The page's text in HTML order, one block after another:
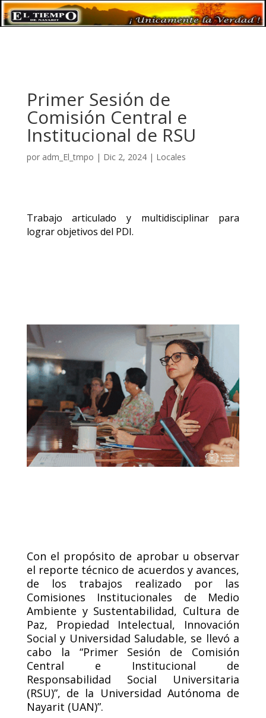
Primer Sesión de
Comisión Central e
Institucional de RSU
por adm_El_tmpo | Dic 2, 2024| Locales
Trabajo articulado y multidisciplinar para
lograr objetivos del PDI.
Con el propósito de aprobar u observar
el reporte técnico de acuerdos y avances,
de los trabajos realizado por las
Comisiones Institucionales de Medio
Ambiente y Sustentabilidad, Cultura de
Paz, Propiedad Intelectual, Innovación
Social y Universidad Saludable, se llevó a
cabo la “Primer Sesión de Comisión
Central e Institucional de
Responsabilidad Social Universitaria
(RSU)”, de la Universidad Autónoma de
Nayarit (UAN)”.